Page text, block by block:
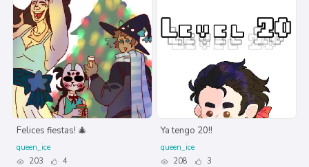
Felices fiestas! 🎄
queen_ice
203
4
Ya tengo 20!!
queen_ice
208
3